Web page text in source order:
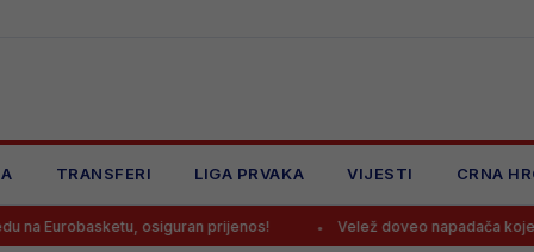
TRANSFERI LIGA PRVAKA VIJESTI CRNA
Eurobasketu, osiguran prijenos! Velež doveo napadača kojeg